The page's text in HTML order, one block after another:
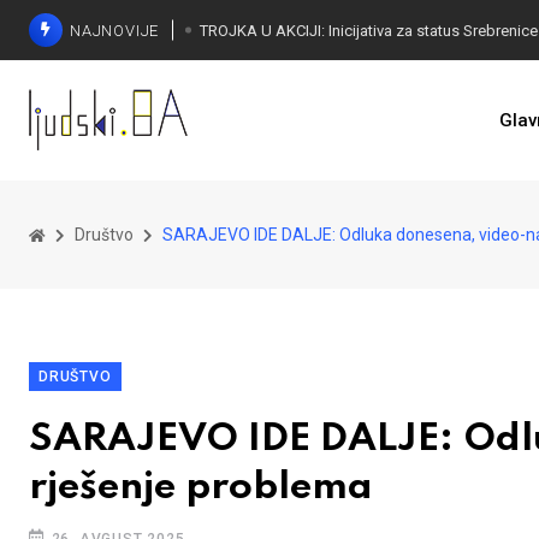
NAJNOVIJE
Društvo SARAJEVO IDE DALJE: Odluka donesena,
DRUŠTVO
SARAJEVO IDE DALJE:
rješenje problema